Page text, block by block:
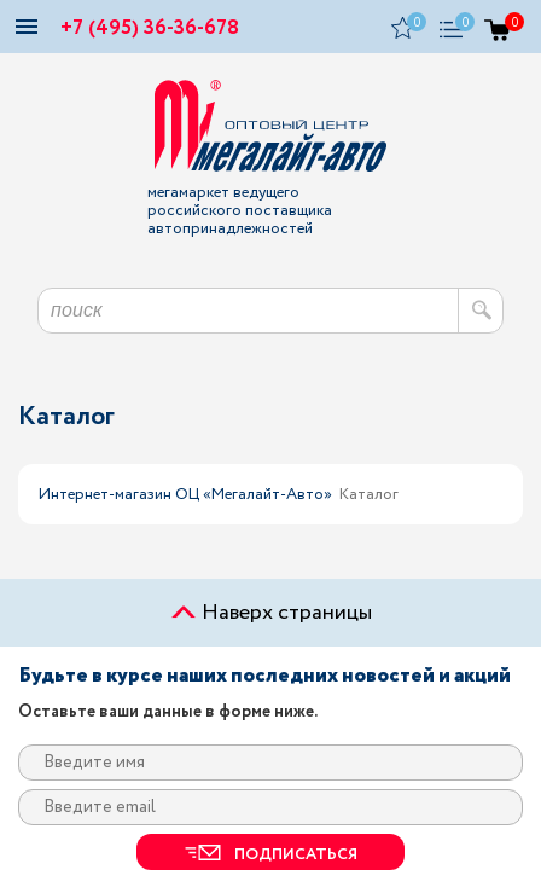
+7 (495) 36-36-678 0 0 0
мегамаркет ведущего
российского поставщика
автопринадлежностей
Каталог
Интернет-магазин ОЦ «Мегалайт-Авто» Каталог
Наверх страницы
Будьте в курсе наших последних новостей и акций
Оставьте ваши данные в форме ниже.
ПОДПИСАТЬСЯ